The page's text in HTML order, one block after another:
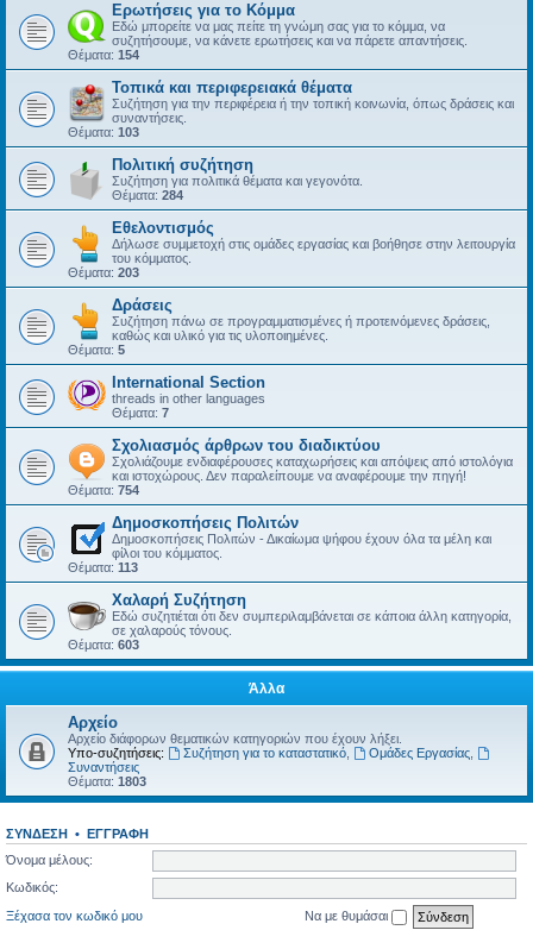
Ερωτήσεις για το Κόμμα
Εδώ μπορείτε να μας πείτε τη γνώμη σας για το κόμμα, να
συζητήσουμε, να κάνετε ερωτήσεις και να πάρετε απαντήσεις.
Θέματα: 154
Τοπικά και περιφερειακά θέματα
Συζήτηση για την περιφέρεια ή την τοπική κοινωνία, όπως δράσεις και
συναντήσεις.
Θέματα: 103
Πολιτική συζήτηση
Συζήτηση για πολιτικά θέματα και γεγονότα.
Θέματα: 284
Εθελοντισμός
Δήλωσε συμμετοχή στις ομάδες εργασίας και βοήθησε στην λειτουργία
του κόμματος.
Θέματα: 203
Δράσεις
Συζήτηση πάνω σε προγραμματισμένες ή προτεινόμενες δράσεις,
καθώς και υλικό για τις υλοποιημένες.
Θέματα: 5
International Section
threads in other languages
Θέματα: 7
Σχολιασμός άρθρων του διαδικτύου
Σχολιάζουμε ενδιαφέρουσες καταχωρήσεις και απόψεις από ιστολόγια
και ιστοχώρους. Δεν παραλείπουμε να αναφέρουμε την πηγή!
Θέματα: 754
Δημοσκοπήσεις Πολιτών
Δημοσκοπήσεις Πολιτών - Δικαίωμα ψήφου έχουν όλα τα μέλη και
φίλοι του κόμματος.
Θέματα: 113
Χαλαρή Συζήτηση
Εδώ συζητιέται ότι δεν συμπεριλαμβάνεται σε κάποια άλλη κατηγορία,
σε χαλαρούς τόνους.
Θέματα: 603
Άλλα
Αρχείο
Αρχείο διάφορων θεματικών κατηγοριών που έχουν λήξει.
Υπο-συζητήσεις:
Συζήτηση για το καταστατικό, Ομάδες Εργασίας,
Συναντήσεις
Θέματα: 1803
ΣΎΝΔΕΣΗ • ΕΓΓΡΑΦΉ
Όνομα μέλους:
Κωδικός:
Ξέχασα τον κωδικό μου
Να με θυμάσαι